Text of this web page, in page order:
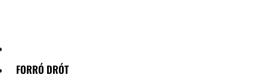
FORRÓ DRÓT